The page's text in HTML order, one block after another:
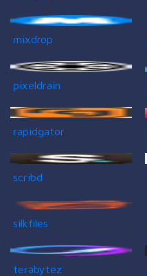
mixdrop
pixeldrain
rapidgator
scribd
silkfiles
terabytez